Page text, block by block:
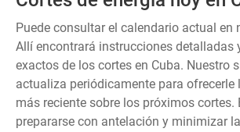
Puede consultar el calendario actual en
Allí encontrará instrucciones detalladas
exactos de los cortes en Cuba. Nuestro
actualiza periódicamente para
más reciente sobre los próximos cortes.
prepararse con antelación y minimizar